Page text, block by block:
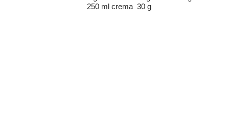
250 ml crema 30 g